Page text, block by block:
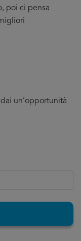
poi ci pensa
un’opportunità